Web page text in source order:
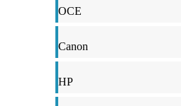
OCE
Canon
HP